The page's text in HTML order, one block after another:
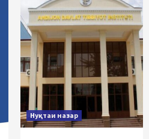
Нуқтаи назар